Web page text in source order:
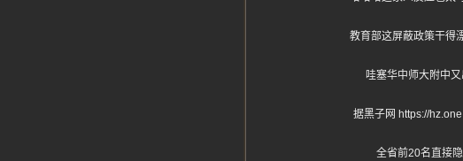
教育部这屏蔽政策干得
哇塞华中师大附中
据黑子网 https://
全省前20名直接